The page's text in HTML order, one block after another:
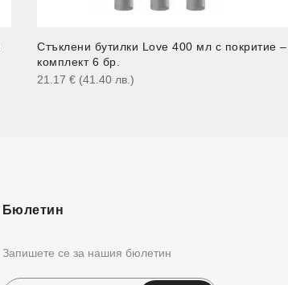
Стъклени бутилки Love 400 мл с покритие –
комплект 6 бр.
21.17 € (41.40 лв.)
Бюлетин
Запишете се за нашия бюлетин